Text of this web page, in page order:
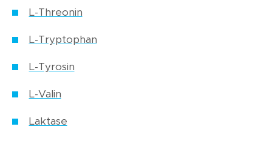
L-Threonin
L-Tryptophan
L-Tyrosin
L-Valin
Laktase